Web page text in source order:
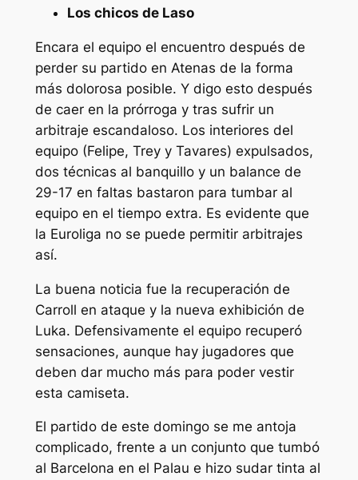
Los chicos de Laso
Encara el equipo el encuentro después de
perder su partido en Atenas de la forma
más dolorosa posible. Y digo esto después
de caer en la prórroga y tras sufrir un
arbitraje escandaloso. Los interiores del
equipo (Felipe, Trey y Tavares) expulsados,
dos técnicas al banquillo y un balance de
29-17 en faltas bastaron para tumbar al
equipo en el tiempo extra. Es evidente que
la Euroliga no se puede permitir arbitrajes
así.
La buena noticia fue la recuperación de
Carroll en ataque y la nueva exhibición de
Luka. Defensivamente el equipo recuperó
sensaciones, aunque hay jugadores que
deben dar mucho más para poder vestir
esta camiseta.
El partido de este domingo se me antoja
complicado, frente a un conjunto que tumbó
al Barcelona en el Palau e hizo sudar tinta al